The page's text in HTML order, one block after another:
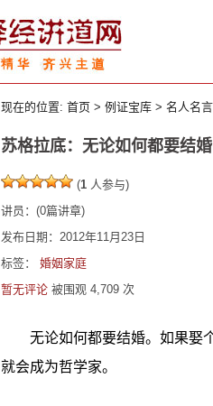
现在的位置: 首页 > 例证宝库 > 名人名言
苏格拉底：无论如何都要结婚
(1 人参与)
讲员： (0篇讲章)
发布日期：2012年11月23日
标签： 婚姻家庭
暂无评论 被围观 4,709 次
无论如何都要结婚。如果娶
就会成为哲学家。